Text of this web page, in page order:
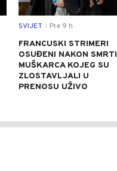
SVIJET Pre 9 h
FRANCUSKI STRIMERI
OSUĐENI NAKON SMRTI
MUŠKARCA KOJEG SU
ZLOSTAVLJALI U
PRENOSU UŽIVO